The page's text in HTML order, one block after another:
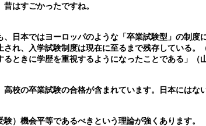
はすごかったですね。
、日本ではヨーロッパのような「卒業試験型」の制度
され、入学試験制度は現在に至るまで残存している。
ときに学歴を重視するようになったことである」（
校の卒業試験の合格が含まれています。日本にはな
）機会平等であるべきという理論が強くあります。